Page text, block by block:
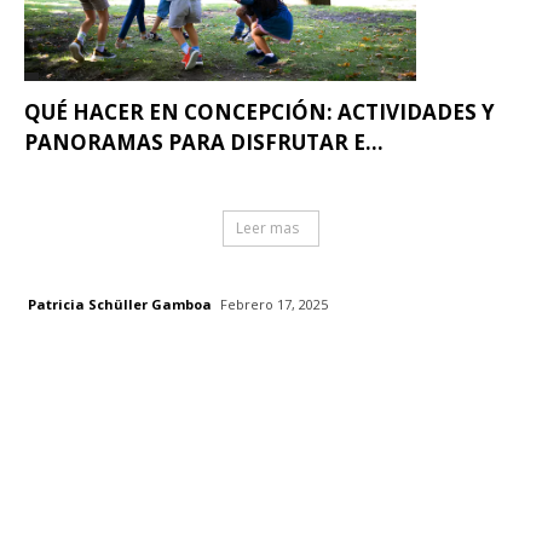
QUÉ HACER EN CONCEPCIÓN: ACTIVIDADES Y
PANORAMAS PARA DISFRUTAR E...
Leer mas
Patricia Schüller Gamboa Febrero 17, 2025